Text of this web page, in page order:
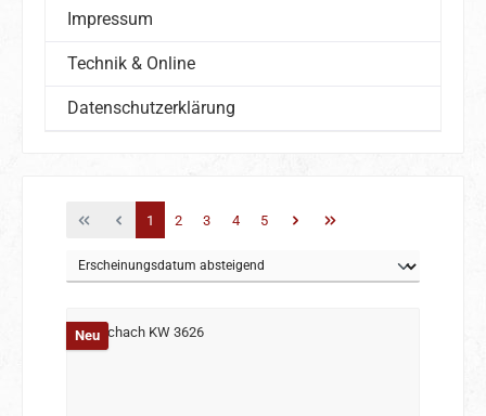
Impressum
Technik & Online
Datenschutzerklärung
Seite
1 Seite
2 Seite
3 Seite
4 Seite
5
Neu